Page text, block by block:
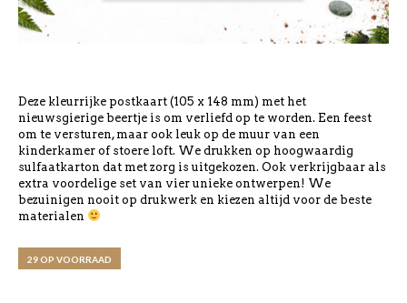
Deze kleurrijke postkaart (105 x 148 mm) met het
nieuwsgierige beertje is om verliefd op te worden. Een feest
om te versturen, maar ook leuk op de muur van een
kinderkamer of stoere loft. We drukken op hoogwaardig
sulfaatkarton dat met zorg is uitgekozen. Ook verkrijgbaar als
extra voordelige set van vier unieke ontwerpen! We
bezuinigen nooit op drukwerk en kiezen altijd voor de beste
materialen
29 OP VOORRAAD